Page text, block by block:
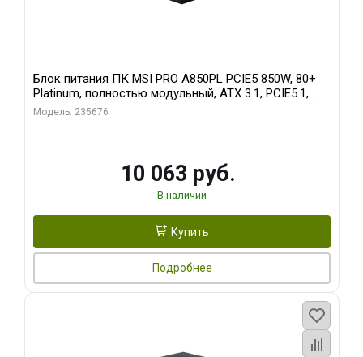
Блок питания ПК MSI PRO A850PL PCIE5 850W, 80+
Platinum, полностью модульный, ATX 3.1, PCIE5.1,
RTL
Модель: 235676
10 063 руб.
В наличии
Купить
Подробнее